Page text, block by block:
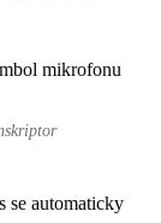
se automaticky